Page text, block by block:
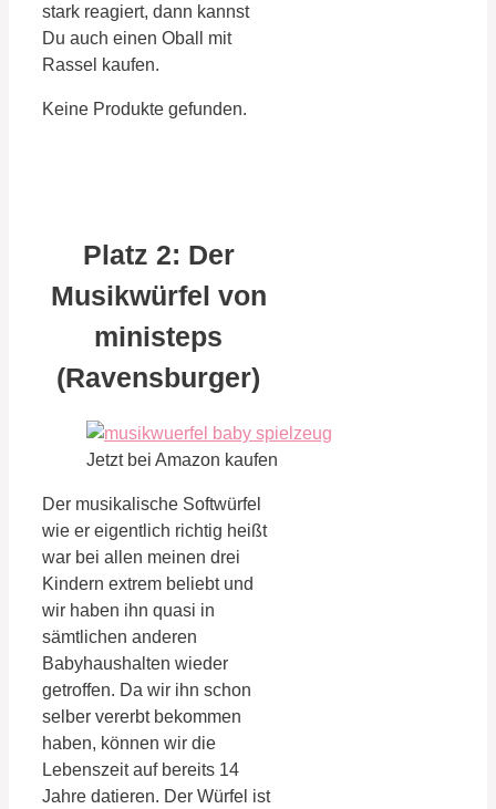
stark reagiert, dann kannst
Du auch einen Oball mit
Rassel kaufen.
Keine Produkte gefunden.
Platz 2: Der
Musikwürfel von
ministeps
(Ravensburger)
Jetzt bei Amazon kaufen
Der musikalische Softwürfel
wie er eigentlich richtig heißt
war bei allen meinen drei
Kindern extrem beliebt und
wir haben ihn quasi in
sämtlichen anderen
Babyhaushalten wieder
getroffen. Da wir ihn schon
selber vererbt bekommen
haben, können wir die
Lebenszeit auf bereits 14
Jahre datieren. Der Würfel ist